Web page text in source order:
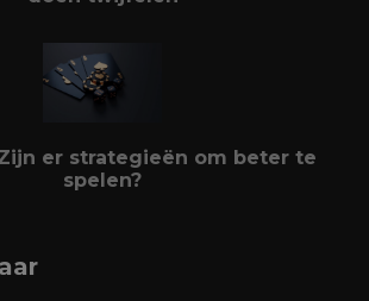
er strategieën om beter te
spelen?